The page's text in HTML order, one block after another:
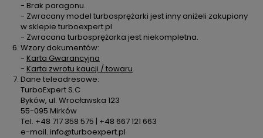
- Brak paragonu.
- Zwracany model turbosprężarki jest inny aniżeli zakupiony
w sklepie turboexpert.pl
- Zwracana turbosprężarka jest niekompletna.
Wzory dokumentów:
- Karta Gwarancyjna
- Karta zwrotu kaucji / towaru
Dane teleadresowe:
TurboExpert S.C
Byków, ul. Wrocławska 123
55-095 Mirków
Tel. +48 717 358 575 | +48 667 121 663
e-mail. info@turboexpert.pl